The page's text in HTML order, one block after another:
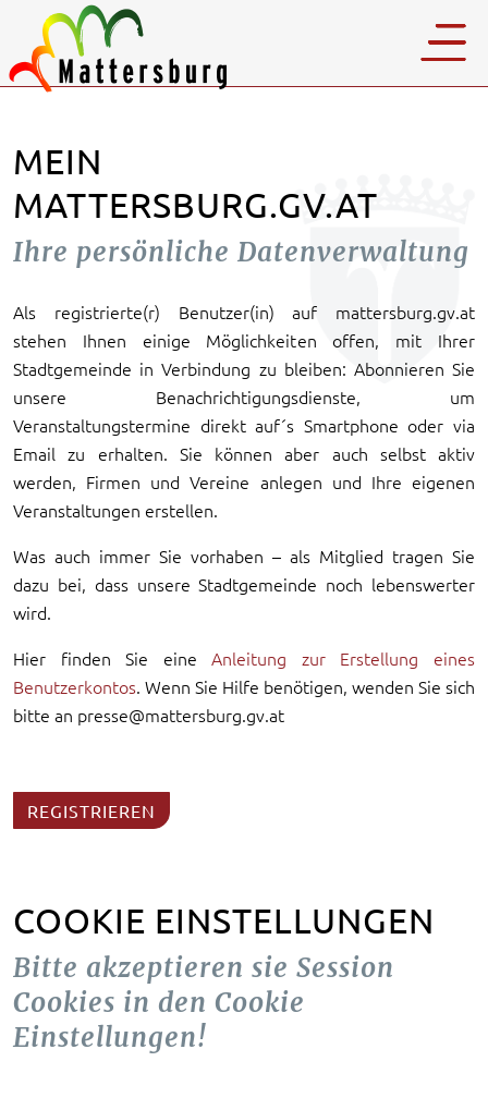
MEIN
MATTERSBURG.GV.AT
Ihre persönliche Datenverwaltung
Als registrierte(r) Benutzer(in) auf mattersburg.gv.at
stehen Ihnen einige Möglichkeiten offen, mit Ihrer
Stadtgemeinde in Verbindung zu bleiben: Abonnieren Sie
unsere Benachrichtigungsdienste, um
Veranstaltungstermine direkt auf´s Smartphone oder via
Email zu erhalten. Sie können aber auch selbst aktiv
werden, Firmen und Vereine anlegen und Ihre eigenen
Veranstaltungen erstellen.
Was auch immer Sie vorhaben – als Mitglied tragen Sie
dazu bei, dass unsere Stadtgemeinde noch lebenswerter
wird.
Hier finden Sie eineAnleitung zur Erstellung eines
Benutzerkontos. Wenn Sie Hilfe benötigen, wenden Sie sich
bitte an presse@mattersburg.gv.at
REGISTRIEREN
COOKIE EINSTELLUNGEN
Bitte akzeptieren sie Session
Cookies in den Cookie
Einstellungen!